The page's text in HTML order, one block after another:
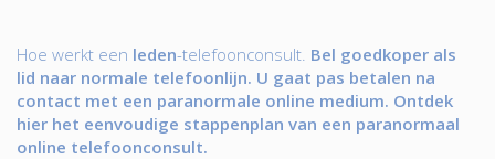
Hoe werkt een leden-telefoonconsult. Bel goedkoper als
lid naar normale telefoonlijn. U gaat pas betalen na
contact met een paranormale online medium. Ontdek
hier het eenvoudige stappenplan van een paranormaal
online telefoonconsult.